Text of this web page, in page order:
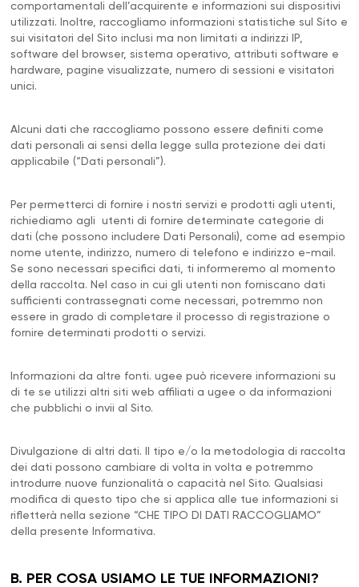
comportamentali dell’acquirente e informazioni sui dispositivi
utilizzati. Inoltre, raccogliamo informazioni statistiche sul Sito e
sui visitatori del Sito inclusi ma non limitati a indirizzi IP,
software del browser, sistema operativo, attributi software e
hardware, pagine visualizzate, numero di sessioni e visitatori
unici.
Alcuni dati che raccogliamo possono essere definiti come
dati personali ai sensi della legge sulla protezione dei dati
applicabile (“Dati personali”).
Per permetterci di fornire i nostri servizi e prodotti agli utenti,
richiediamo agli utenti di fornire determinate categorie di
dati (che possono includere Dati Personali), come ad esempio
nome utente, indirizzo, numero di telefono e indirizzo e-mail.
Se sono necessari specifici dati, ti informeremo al momento
della raccolta. Nel caso in cui gli utenti non forniscano dati
sufficienti contrassegnati come necessari, potremmo non
essere in grado di completare il processo di registrazione o
fornire determinati prodotti o servizi.
Informazioni da altre fonti. ugee può ricevere informazioni su
di te se utilizzi altri siti web affiliati a ugee o da informazioni
che pubblichi o invii al Sito.
Divulgazione di altri dati. Il tipo e/o la metodologia di raccolta
dei dati possono cambiare di volta in volta e potremmo
introdurre nuove funzionalità o capacità nel Sito. Qualsiasi
modifica di questo tipo che si applica alle tue informazioni si
rifletterà nella sezione “CHE TIPO DI DATI RACCOGLIAMO”
della presente Informativa.
B. PER COSA USIAMO LE TUE INFORMAZIONI?